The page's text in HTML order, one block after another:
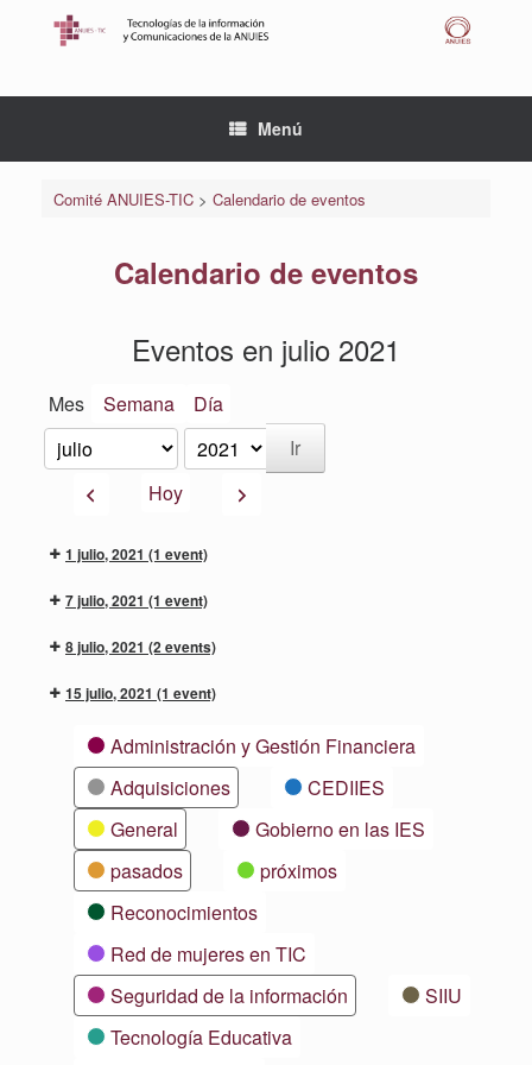
Menú
Comité ANUIES-TIC> Calendario de eventos
Calendario de eventos
Eventos en julio 2021
Mes Semana Día
Mes
Año
AnteriorHoy Siguiente
1 julio, 2021 (1 event)
7 julio, 2021 (1 event)
8 julio, 2021 (2 events)
15 julio, 2021 (1 event)
CategoríasAdministración y Gestión Financiera
Adquisiciones
CEDIIES
General
Gobierno en las IES
pasados
próximos
Reconocimientos
Red de mujeres en TIC
Seguridad de la información
SIIU
Tecnología Educativa